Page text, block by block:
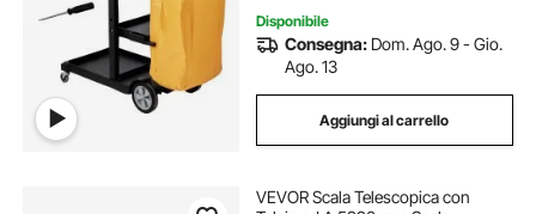
Disponibile
Consegna: Dom. Ago. 9 - Gio.
Ago. 13
Aggiungi al carrello
VEVOR Scala Telescopica con